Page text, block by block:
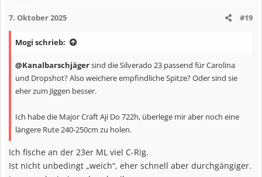
o
e
:
7. Oktober 2025 #19
Mogi schrieb:
@Kanalbarschjägersind die Silverado 23 passend für Carolina
und Dropshot? Also weichere empfindliche Spitze? Oder sind sie
eher zum Jiggen besser.
Ich habe die Major Craft Aji Do 722h, überlege mir aber noch eine
längere Rute 240-250cm zu holen.
Ich fische an der 23er ML viel C-Rig.
Ist nicht unbedingt „weich“, eher schnell aber durchgängiger.